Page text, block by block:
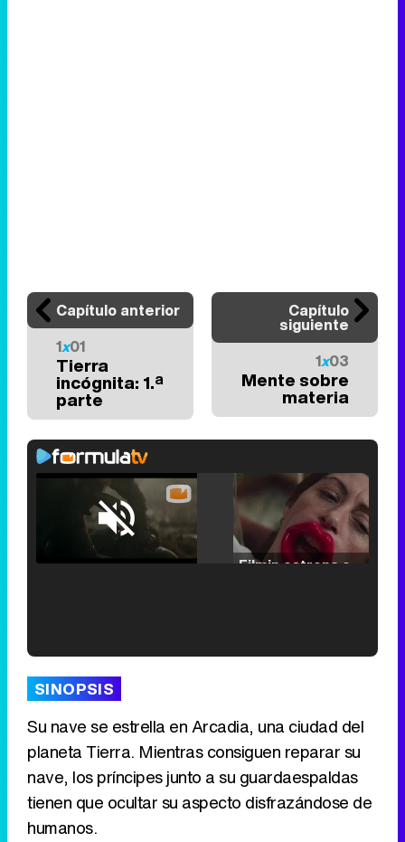
Capítulo anterior
1x01
Tierra
incógnita: 1.ª
parte
Capítulo
siguiente
1x03
Mente sobre
materia
Unmute /
Loaded:
25.30%
Tráiler de '33 días', la nueva serie de Atresplayer con Julián Villagrán y José Manuel Poga
SINOPSIS
Su nave se estrella en Arcadia, una ciudad del
planeta Tierra. Mientras consiguen reparar su
nave, los príncipes junto a su guardaespaldas
tienen que ocultar su aspecto disfrazándose de
humanos.